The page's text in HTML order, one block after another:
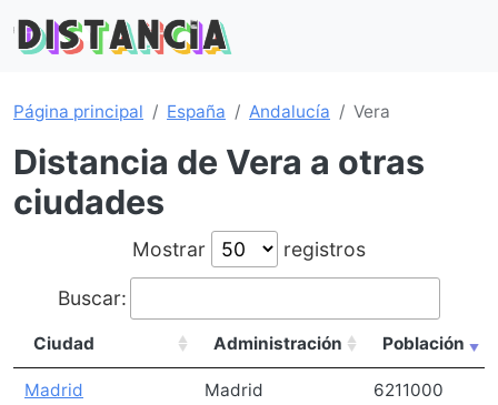
Página principal España Andalucía Vera
Distancia de Vera a otras
ciudades
Mostrar registros
Buscar:
Ciudad Administración Población
Madrid Madrid 6211000